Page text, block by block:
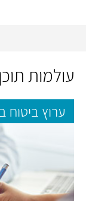
עולמות
ערוץ ביטוח